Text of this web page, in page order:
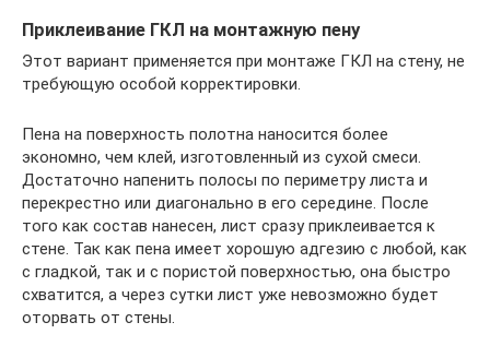
Приклеивание ГКЛ на монтажную пену
Этот вариант применяется при монтаже ГКЛ на стену, не
требующую особой корректировки.
Пена на поверхность полотна наносится более
экономно, чем клей, изготовленный из сухой смеси.
Достаточно напенить полосы по периметру листа и
перекрестно или диагонально в его середине. После
того как состав нанесен, лист сразу приклеивается к
стене. Так как пена имеет хорошую адгезию с любой, как
с гладкой, так и с пористой поверхностью, она быстро
схватится, а через сутки лист уже невозможно будет
оторвать от стены.